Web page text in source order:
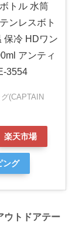
トル 水筒
ンレスボト
保冷 HDワン
アンティ
3554
(CAPTAIN
楽天市場
ング
ウトドアテー